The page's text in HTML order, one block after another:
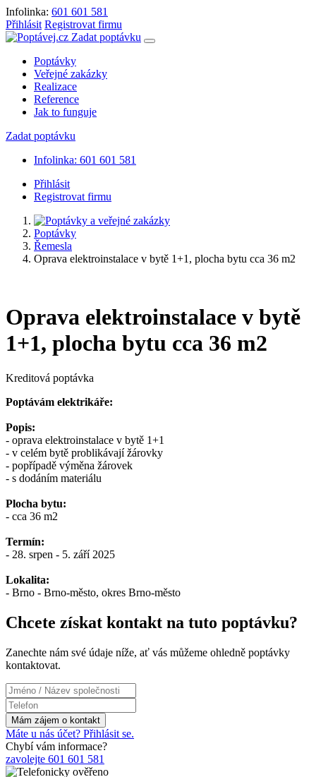
Infolinka: 601 601 581
Přihlásit Registrovat firmu
Zadat poptávku
Poptávky
Veřejné zakázky
Realizace
Reference
Jak to funguje
Zadat poptávku
Infolinka: 601 601 581
Přihlásit
Registrovat firmu
Poptávky
Řemesla
Oprava elektroinstalace v bytě 1+1, plocha bytu cca 36 m2
Oprava elektroinstalace v bytě
1+1, plocha bytu cca 36 m2
Kreditová poptávka
Poptávám elektrikáře:
Popis:
- oprava elektroinstalace v bytě 1+1
- v celém bytě problikávají žárovky
- popřípadě výměna žárovek
- s dodáním materiálu
Plocha bytu:
- cca 36 m2
Termín:
- 28. srpen - 5. září 2025
Lokalita:
- Brno - Brno-město, okres Brno-město
Chcete získat kontakt na tuto poptávku?
Zanechte nám své údaje níže, ať vás můžeme ohledně poptávky
kontaktovat.
Máte u nás účet? Přihlásit se.
Chybí vám informace?
zavolejte 601 601 581